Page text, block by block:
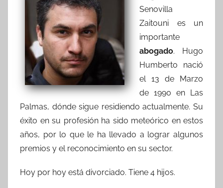
Senovilla
Zaitouni es un
importante
abogado. Hugo
Humberto nació
el 13 de Marzo
de 1990 en Las
Palmas, dónde sigue residiendo actualmente. Su
éxito en su profesión ha sido meteórico en estos
años, por lo que le ha llevado a lograr algunos
premios y el reconocimiento en su sector.
Hoy por hoy está divorciado. Tiene 4 hijos.